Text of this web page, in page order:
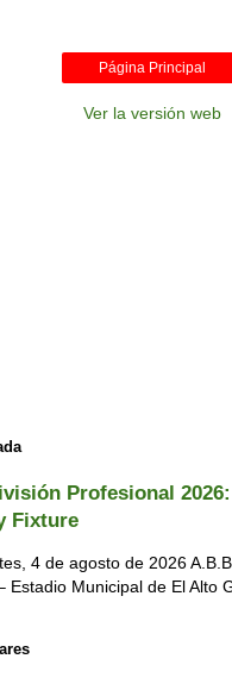
Página Principal
Ver la versión web
Profesional
Fixture
4 de agosto de 2026
Estadio Municipal de El Alto